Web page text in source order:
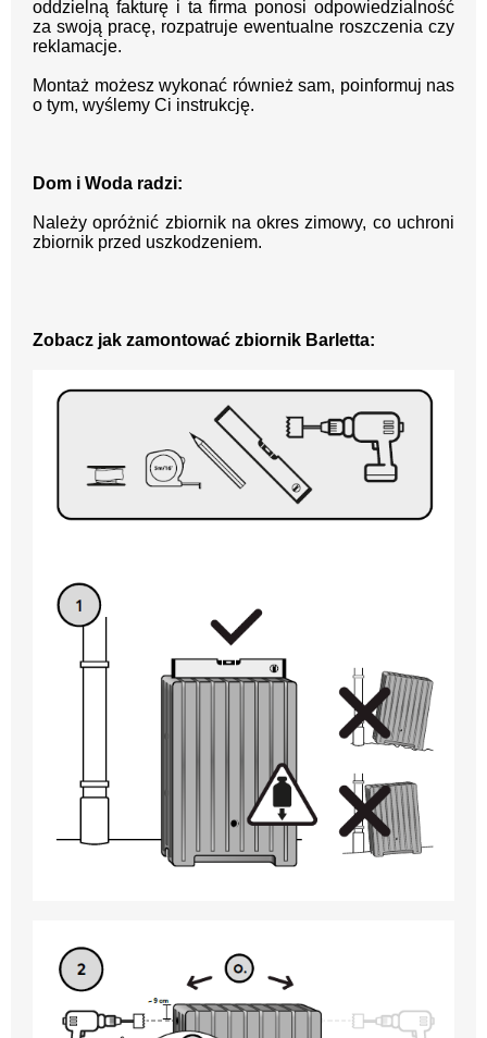
oddzielną fakturę i ta firma ponosi odpowiedzialność
za swoją pracę, rozpatruje ewentualne roszczenia czy
reklamacje.
Montaż możesz wykonać również sam, poinformuj nas
o tym, wyślemy Ci instrukcję.
Dom i Woda radzi:
Należy opróżnić zbiornik na okres zimowy, co uchroni
zbiornik przed uszkodzeniem.
Zobacz jak zamontować zbiornik Barletta: